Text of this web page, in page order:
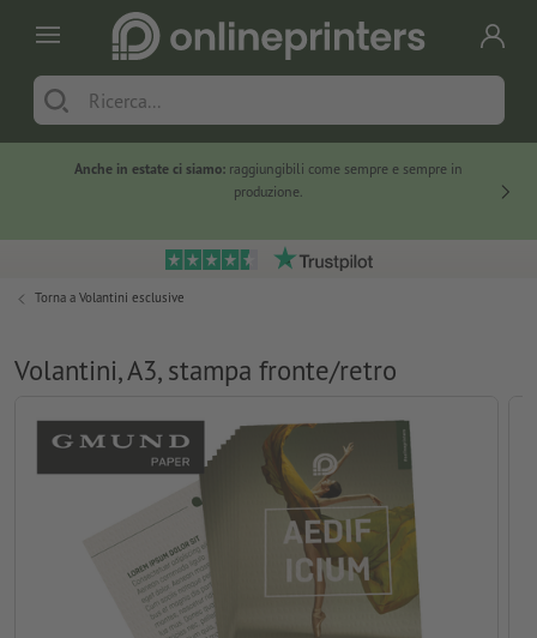
Anche in estate ci siamo: raggiungibili come sempre e sempre in
produzione.
Torna a Volantini esclusive
Volantini, A3, stampa fronte/retro